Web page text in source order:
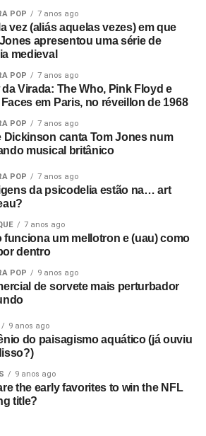
POP 7 anos ago
vez (aliás aquelas vezes) em que
apresentou uma série de
medieval
POP 7 anos ago
Virada: The Who, Pink Floyd e
em Paris, no réveillon de 1968
POP 7 anos ago
Dickinson canta Tom Jones num
musical britânico
POP 7 anos ago
da psicodelia estão na… art
7 anos ago
funciona um mellotron e (uau) como
dentro
POP 9 anos ago
de sorvete mais perturbador
9 anos ago
do paisagismo aquático (já ouviu
9 anos ago
the early favorites to win the NFL
title?